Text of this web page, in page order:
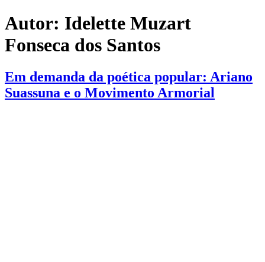
Autor: Idelette Muzart
Fonseca dos Santos
Em demanda da poética popular: Ariano
Suassuna e o Movimento Armorial